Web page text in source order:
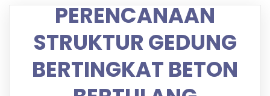
PERENCANAAN
STRUKTUR GEDUNG
BERTINGKAT BETON